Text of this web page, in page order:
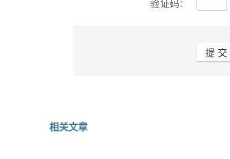
验证码:
相关文章